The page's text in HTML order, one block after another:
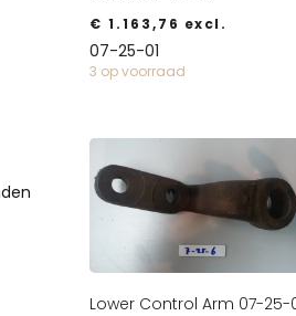
€ 1.163,76 excl.
07-25-01
3 op voorraad
Lower Control Arm 07-25-